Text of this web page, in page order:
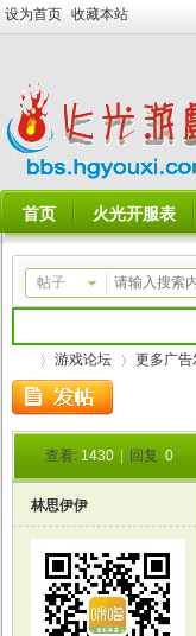
设为首页 收藏本站
首页 火光开服表
帖子
游戏论坛
›
更多广告
查看: 1430 回复: 0
林思伊伊